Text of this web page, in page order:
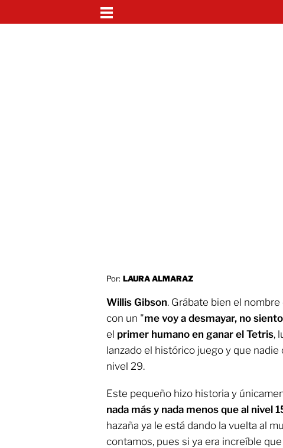
Por: LAURA ALMARAZ
Willis Gibson. Grábate bien el
con un "me voy a desmayar, no
el primer humano en ganar el Tetris,
lanzado el histórico juego y que
nivel 29.
Este pequeño hizo historia y
nada más y nada menos que al nivel
hazaña ya le está dando la vuelta al
contamos, pues si ya era increíble